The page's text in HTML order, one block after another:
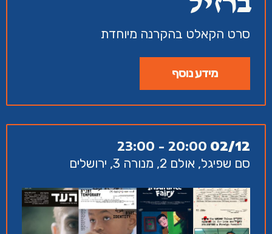
סרט הקאלט בהקרנה מיוחדת
מידע נוסף
02/12
20:00 - 23:00
סם שפיגל, אולם 2, מנורה 3, ירושלים